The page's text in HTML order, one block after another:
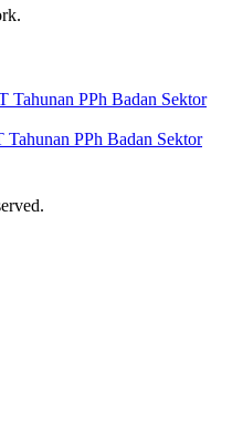
Tahunan PPh Badan Sektor
Tahunan PPh Badan Sektor